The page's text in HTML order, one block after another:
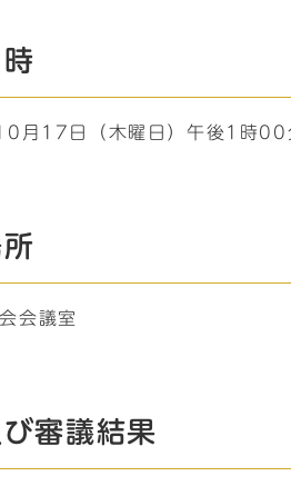
月17日（木曜日）午後1時00
会議室
審議結果